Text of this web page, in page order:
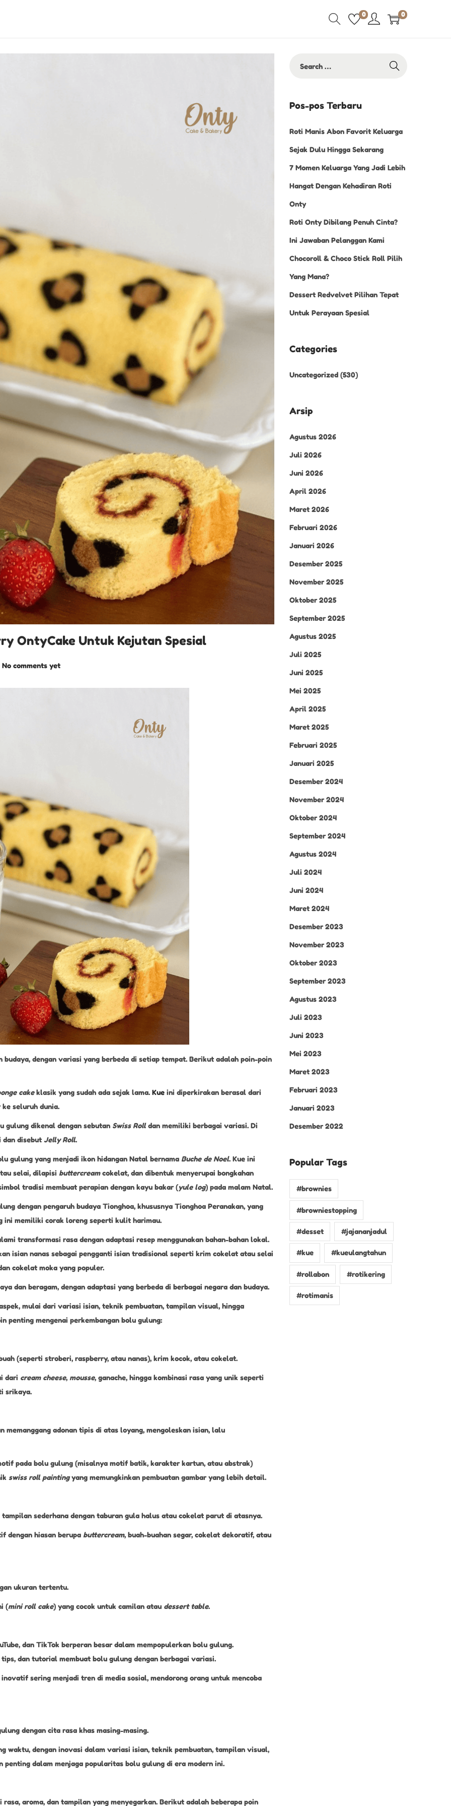
0 0
OntyCake Untuk Kejutan Spesial
No comments yet
dengan variasi yang berbeda di setiap tempat. Berikut adalah poin-poin
cakeklasik yang sudah ada sejak lama. Kue ini diperkirakan berasal dari
ke seluruh dunia.
gulung dikenal dengan sebutan Swiss Rolldan memiliki berbagai variasi. Di
dan disebut Jelly Roll.
gulung yang menjadi ikon hidangan Natal bernama Buche de Noel. Kue ini
selai, dilapisi buttercreamcokelat, dan dibentuk menyerupai bongkahan
tradisi membuat perapian dengan kayu bakar (yule log) pada malam Natal.
dengan pengaruh budaya Tionghoa, khususnya Tionghoa Peranakan, yang
ini memiliki corak loreng seperti kulit harimau.
transformasi rasa dengan adaptasi resep menggunakan bahan-bahan lokal.
isian nanas sebagai pengganti isian tradisional seperti krim cokelat atau selai
cokelat moka yang populer.
dan beragam, dengan adaptasi yang berbeda di berbagai negara dan budaya.
mulai dari variasi isian, teknik pembuatan, tampilan visual, hingga
penting mengenai perkembangan bolu gulung:
(seperti stroberi, raspberry, atau nanas), krim kocok, atau cokelat.
dari cream cheese, mousse, ganache, hingga kombinasi rasa yang unik seperti
srikaya.
adonan tipis di atas loyang, mengoleskan isian, lalu
pada bolu gulung (misalnya motif batik, karakter kartun, atau abstrak)
swiss roll paintingyang memungkinkan pembuatan gambar yang lebih detail.
sederhana dengan taburan gula halus atau cokelat parut di atasnya.
dengan hiasan berupa buttercream, buah-buahan segar, cokelat dekoratif, atau
ukuran tertentu.
(mini roll cake) yang cocok untuk camilan atau dessert table.
dan TikTok berperan besar dalam mempopulerkan bolu gulung.
dan tutorial membuat bolu gulung dengan berbagai variasi.
sering menjadi tren di media sosial, mendorong orang untuk mencoba
dengan cita rasa khas masing-masing.
waktu, dengan inovasi dalam variasi isian, teknik pembuatan, tampilan visual,
dalam menjaga popularitas bolu gulung di era modern ini.
aroma, dan tampilan yang menyegarkan. Berikut adalah beberapa poin
Pos-pos Terbaru
Roti Manis Abon Favorit Keluarga
Sejak Dulu Hingga Sekarang
7 Momen Keluarga Yang Jadi Lebih
Hangat Dengan Kehadiran Roti
Onty
Roti Onty Dibilang Penuh Cinta?
Ini Jawaban Pelanggan Kami
Chocoroll & Choco Stick Roll Pilih
Yang Mana?
Dessert Redvelvet Pilihan Tepat
Untuk Perayaan Spesial
Categories
Uncategorized (530)
Arsip
Agustus 2026
Juli 2026
Juni 2026
April 2026
Maret 2026
Februari 2026
Januari 2026
Desember 2025
November 2025
Oktober 2025
September 2025
Agustus 2025
Juli 2025
Juni 2025
Mei 2025
April 2025
Maret 2025
Februari 2025
Januari 2025
Desember 2024
November 2024
Oktober 2024
September 2024
Agustus 2024
Juli 2024
Juni 2024
Maret 2024
Desember 2023
November 2023
Oktober 2023
September 2023
Agustus 2023
Juli 2023
Juni 2023
Mei 2023
Maret 2023
Februari 2023
Januari 2023
Desember 2022
Popular Tags
#brownies
#browniestopping
#desset #jajananjadul
#kue #kueulangtahun
#rollabon #rotikering
#rotimanis